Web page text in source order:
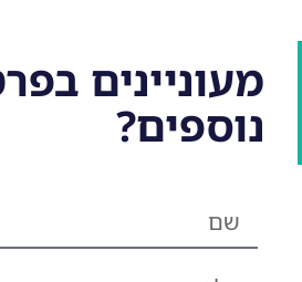
מעוניינים
נוספים?